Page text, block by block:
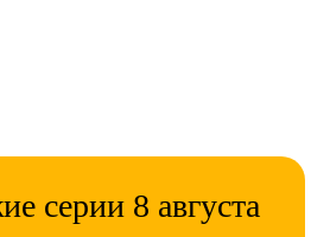
серии 8 августа